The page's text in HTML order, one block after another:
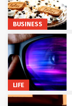
BUSINESS
LIFE